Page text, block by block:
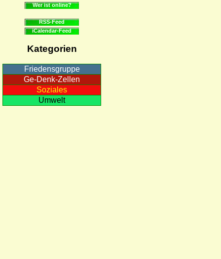
Wer ist online?
RSS-Feed
iCalendar-Feed
Kategorien
Friedensgruppe
Ge-Denk-Zellen
Soziales
Umwelt